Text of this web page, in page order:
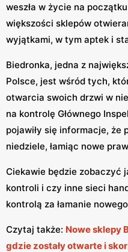
weszła w życie na
większości sklepów
wyjątkami, w tym aptek i
Biedronka, jedna z
Polsce, jest wśród tych,
otwarcia swoich drzwi w
na kontrolę Głównego
pojawiły się informacje,
niedziele, łamiąc nowe
Ciekawie będzie zobaczyć
kontroli i czy inne sieci
kontrolą za łamanie
Czytaj także: Nowe sklepy
gdzie zostały otwarte i